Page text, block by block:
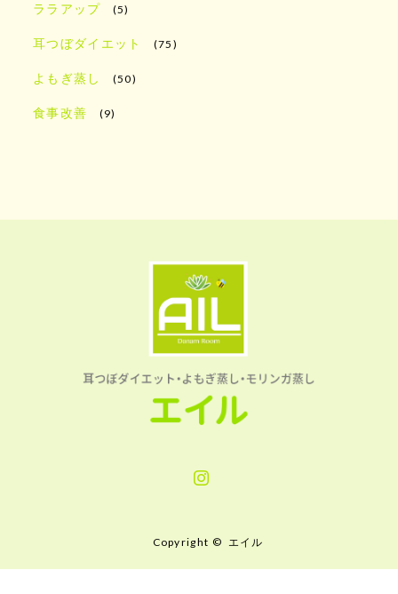
ララアップ (5)
耳つぼダイエット (75)
よもぎ蒸し (50)
食事改善 (9)
Copyright © エイル